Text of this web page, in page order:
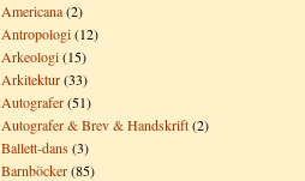
Americana(2)
Antropologi(12)
Arkeologi(15)
Arkitektur(33)
Autografer(51)
Autografer & Brev & Handskrift(2)
Ballett-dans (3)
Barnböcker(85)